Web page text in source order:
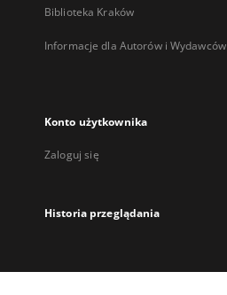
Biblioteka Kraków
Informacje dla Autorów i Wydawców
Konto użytkownika
Zaloguj się
Historia przeglądania